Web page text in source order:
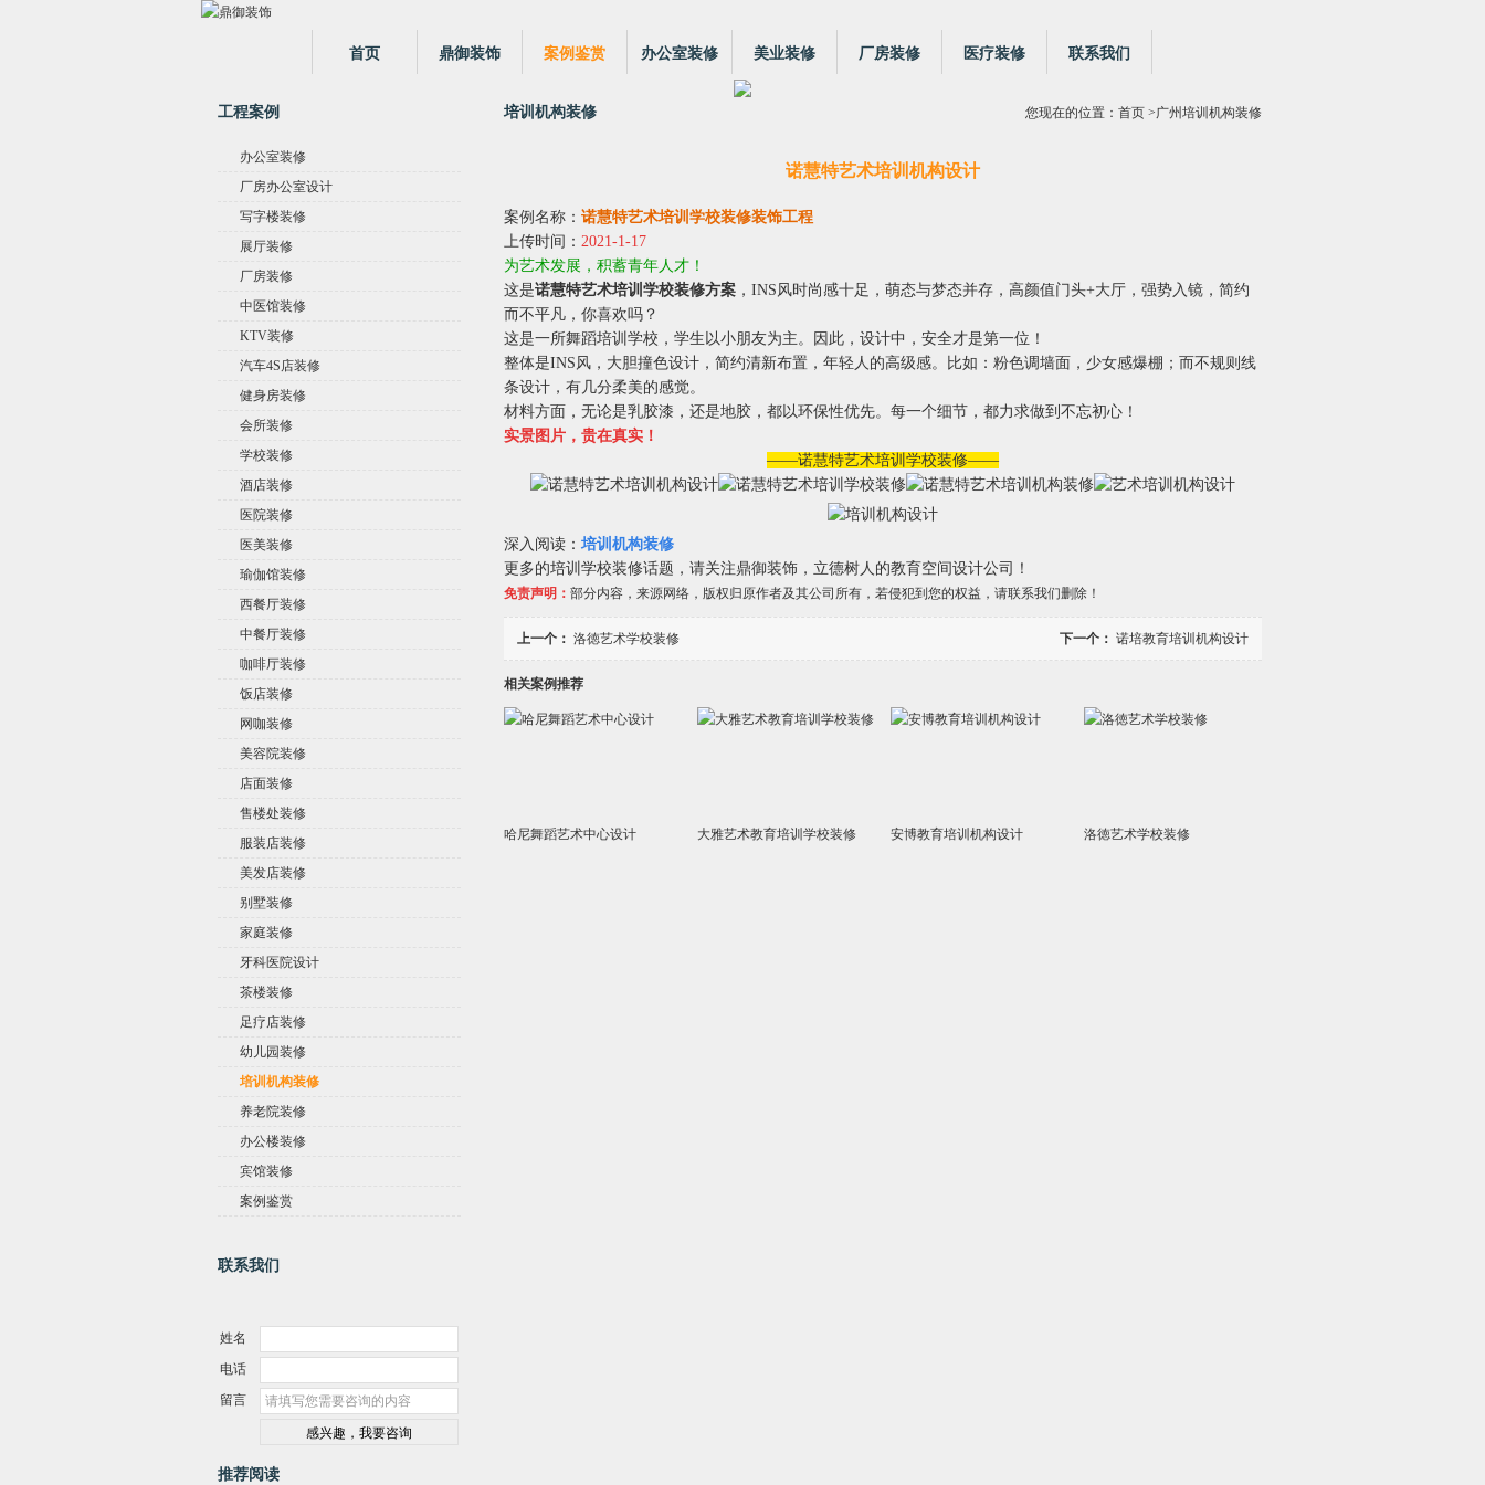
首页 鼎御装饰 案例鉴赏 办公室装修 美业装修 厂房装修 医疗装修 联系我们
工程案例
办公室装修
厂房办公室设计
写字楼装修
展厅装修
厂房装修
中医馆装修
KTV装修
汽车4S店装修
健身房装修
会所装修
学校装修
酒店装修
医院装修
医美装修
瑜伽馆装修
西餐厅装修
中餐厅装修
咖啡厅装修
饭店装修
网咖装修
美容院装修
店面装修
售楼处装修
服装店装修
美发店装修
别墅装修
家庭装修
牙科医院设计
茶楼装修
足疗店装修
幼儿园装修
培训机构装修
养老院装修
办公楼装修
宾馆装修
案例鉴赏
联系我们
姓名
电话
留言
推荐阅读
培训机构装修 您现在的位置： 首页 >广州培训机构装修
诺慧特艺术培训机构设计
案例名称： 诺慧特艺术培训学校装修装饰工程
上传时间： 2021-1-17
为艺术发展，积蓄青年人才！
这是诺慧特艺术培训学校装修方案 ，INS风时尚感十足，萌态与梦态并存，高颜值门头+大厅，强势入镜，简约
而不平凡，你喜欢吗？
这是一所舞蹈培训学校，学生以小朋友为主。因此，设计中，安全才是第一位！
整体是INS风，大胆撞色设计，简约清新布置，年轻人的高级感。比如：粉色调墙面，少女感爆棚；而不规则线
条设计，有几分柔美的感觉。
材料方面，无论是乳胶漆，还是地胶，都以环保性优先。每一个细节，都力求做到不忘初心！
实景图片，贵在真实！
——诺慧特艺术培训学校装修——
深入阅读： 培训机构装修
更多的培训学校装修话题，请关注鼎御装饰，立德树人的教育空间设计公司！
免责声明： 部分内容，来源网络，版权归原作者及其公司所有，若侵犯到您的权益，请联系我们删除！
上一个： 洛徳艺术学校装修 下一个： 诺培教育培训机构设计
相关案例推荐
哈尼舞蹈艺术中心设计 大雅艺术教育培训学校装修 安博教育培训机构设计 洛徳艺术学校装修